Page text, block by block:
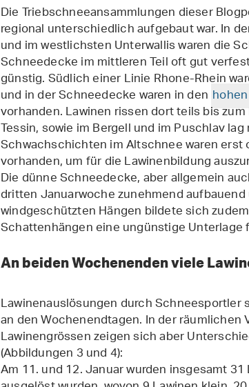
Die Triebschneeansammlungen dieser
regional unterschiedlich aufgebaut war. In
und im westlichsten Unterwallis waren die
Schneedecke im mittleren Teil oft gut
günstig. Südlich einer Linie Rhone-Rhein
und in der Schneedecke waren in den
vorhanden. Lawinen rissen dort teils bis
Tessin, sowie im Bergell und im Puschlav
Schwachschichten im Altschnee waren
vorhanden, um für die Lawinenbildung
Die dünne Schneedecke, aber allgemein
dritten Januarwoche zunehmend
windgeschützten Hängen bildete sich
Schattenhängen eine ungünstige Unterlage
An beiden Wochenenden viele
Lawinenauslösungen durch
an den Wochenendtagen. In der
Lawinengrössen zeigen sich aber
(Abbildungen 3 und 4):
Am 11. und 12. Januar wurden insgesamt